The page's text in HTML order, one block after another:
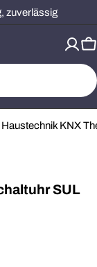
zuverlässig
Haustechnik KNX
SUL